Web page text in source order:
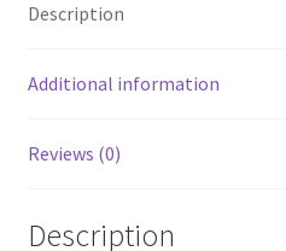
Destilati
Jack Daniel’s
Rakija
Poklon aranzmani izdvajamo
Description
Additional information
Reviews (0)
Description